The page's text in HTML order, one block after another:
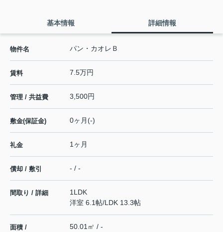
基本情報 詳細情報
物件名 パン・カオレＢ
賃料 7.5万円
管理 / 共益費 3,500円
敷金(保証金) 0ヶ月(-)
礼金 1ヶ月
償却 / 敷引 - / -
間取り / 詳細
1LDK
洋室 6.1帖/LDK 13.3帖
面積 /
50.01㎡ / -